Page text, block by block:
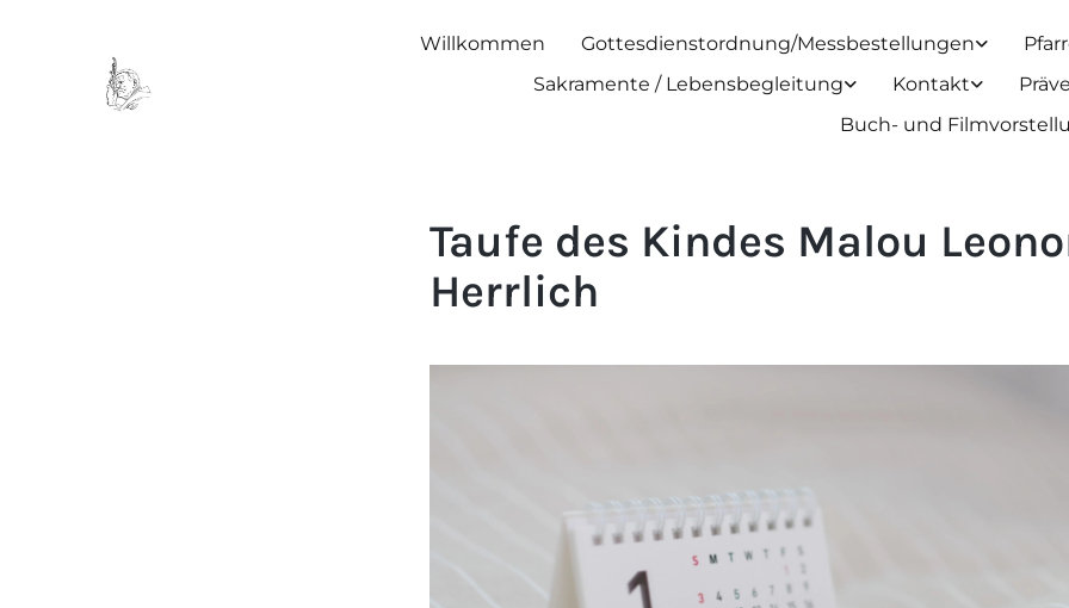
Willkommen Gottesdienstordnung/Messbestellungen
Sakramente / Lebensbegleitung
Kontakt
Buch- und
Taufe des Kindes Malou
Herrlich